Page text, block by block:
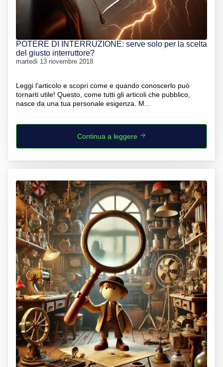
POTERE DI INTERRUZIONE: serve solo per la scelta
del giusto interruttore?
martedì 13 novembre 2018
Leggi l’articolo e scopri come e quando conoscerlo può
tornarti utile! Questo, come tutti gli articoli che pubblico,
nasce da una tua personale esigenza. M...
Continua a leggere